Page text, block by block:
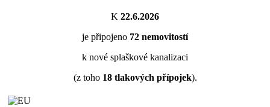
K 22.6.2026
je připojeno 72 nemovitostí
k nové splaškové kanalizaci
(z toho 18tlakových přípojek).